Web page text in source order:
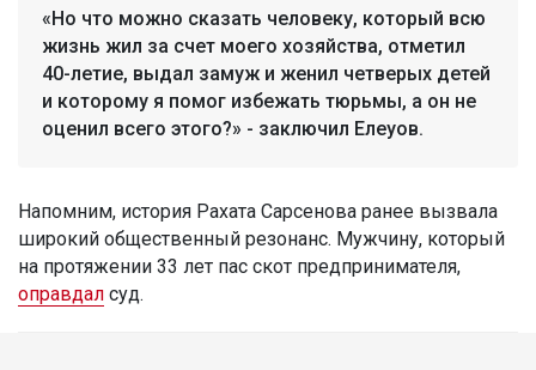
«Но что можно сказать человеку, который всю
жизнь жил за счет моего хозяйства, отметил
40-летие, выдал замуж и женил четверых детей
и которому я помог избежать тюрьмы, а он не
оценил всего этого?» - заключил Елеуов.
Напомним, история Рахата Сарсенова ранее вызвала
широкий общественный резонанс. Мужчину, который
на протяжении 33 лет пас скот предпринимателя,
оправдал суд.